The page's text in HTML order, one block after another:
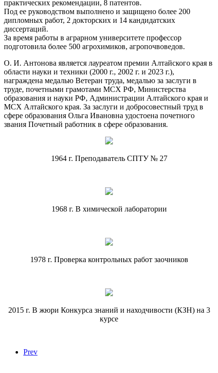
практических рекомендации, 8 патентов.
Под ее руководством выполнено и защищено более 200
дипломных работ, 2 докторских и 14 кандидатских
диссертаций.
За время работы в аграрном университете профессор
подготовила более 500 агрохимиков, агропочвоведов.
О. И. Антонова является лауреатом премии Алтайского края в
области науки и техники (2000 г., 2002 г. и 2023 г.),
награждена медалью Ветеран труда, медалью за заслуги в
труде, почетными грамотами МСХ РФ, Министерства
образования и науки РФ, Администрации Алтайского края и
МСХ Алтайского края. За заслуги и добросовестный труд в
сфере образования Ольга Ивановна удостоена почетного
звания Почетный работник в сфере образования.
1964 г. Преподаватель СПТУ № 27
1968 г. В химической лаборатории
1978 г. Проверка контрольных работ заочников
2015 г. В жюри Конкурса знаний и находчивости (КЗН) на 3
курсе
Prev